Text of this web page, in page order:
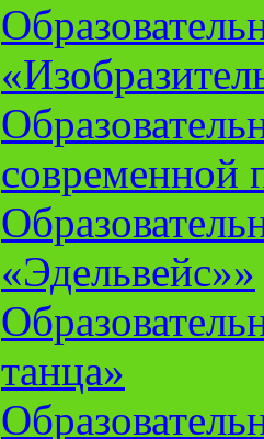
современной
«Эдельвейс»»
танца»